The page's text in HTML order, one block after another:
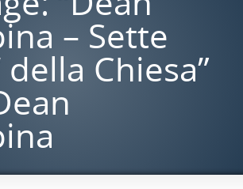
– Sette
della Chiesa”